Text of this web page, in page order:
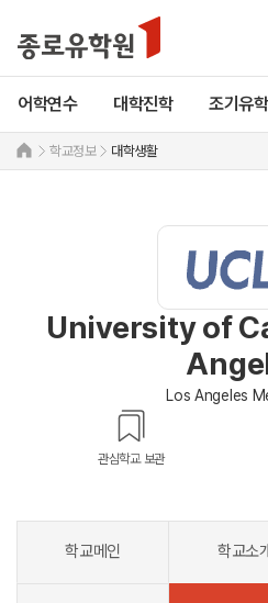
어학연수 대학진학 조기유학
학교정보 대학생활
University of
Los Angeles
관심학교 보관
학교메인 학교소